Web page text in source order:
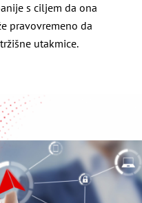
s ciljem da ona
pravovremeno da
utakmice.